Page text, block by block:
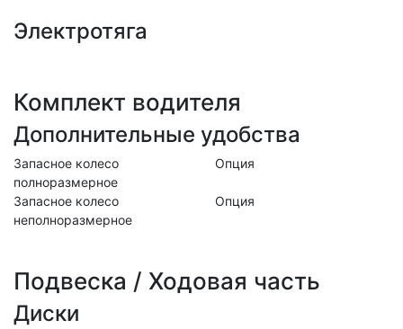
Электротяга
Комплект водителя
Дополнительные удобства
Запасное колесо
полноразмерное
Опция
Запасное колесо
неполноразмерное
Опция
Подвеска / Ходовая часть
Диски